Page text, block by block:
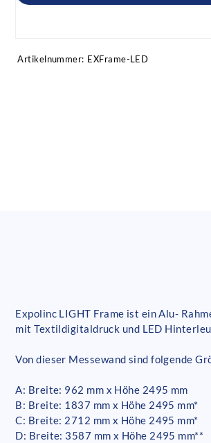
Artikelnummer: EXFrame-LED
Expolinc LIGHT Frame ist ein Alu-
mit Textildigitaldruck und LED
Von dieser Messewand sind folgende
A: Breite: 962 mm x Höhe 2495 mm
B: Breite: 1837 mm x Höhe 2495 mm*
C: Breite: 2712 mm x Höhe 2495 mm*
D: Breite: 3587 mm x Höhe 2495 mm**